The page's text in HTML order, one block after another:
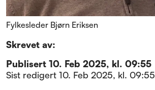
Fylkesleder Bjørn Eriksen
Skrevet av:
Publisert 10. Feb 2025, kl. 09:55
Sist redigert 10. Feb 2025, kl. 09:55